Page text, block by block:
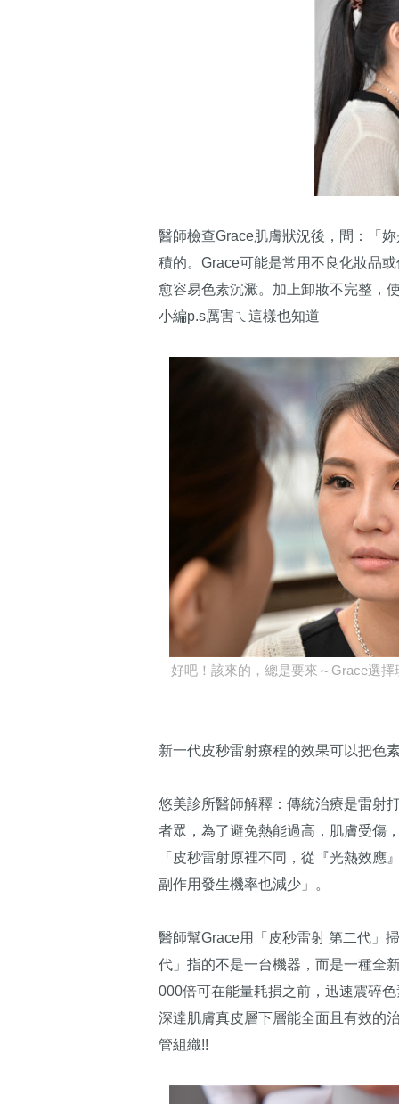
醫師檢查Grace肌膚狀況後，問：「
積的。Grace可能是常用不良化妝品
愈容易色素沉澱。加上卸妝不完整，
小編p.s厲害ㄟ這樣也知道
好吧！該來的，總是要來～Grace選
新一代皮秒雷射療程的效果可以把色
悠美診所醫師解釋：傳統治療是雷射
者眾，為了避免熱能過高，肌膚受傷
「皮秒雷射原裡不同，從『光熱效應
副作用發生機率也減少」。
醫師幫Grace用「皮秒雷射 第二代」
代」指的不是一台機器，而是一種全
000倍可在能量耗損之前，迅速震碎
深達肌膚真皮層下層能全面且有效的
管組織!!